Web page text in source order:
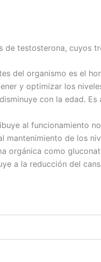
testosterona, cuyos
del organismo es el
y optimizar los
con la edad.
al funcionamiento
de los
orgánica como
a la reducción del